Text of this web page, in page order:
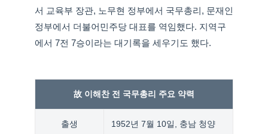
서 교육부 장관, 노무현 정부에서 국무총리, 문재인
정부에서 더불어민주당 대표를 역임했다. 지역구
에서 7전 7승이라는 대기록을 세우기도 했다.
故 이해찬 전 국무총리 주요 약력
출생 1952년 7월 10일, 충남 청양